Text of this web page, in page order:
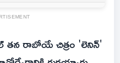
తన రాబోయే చిత్రం 'లెనిన్'